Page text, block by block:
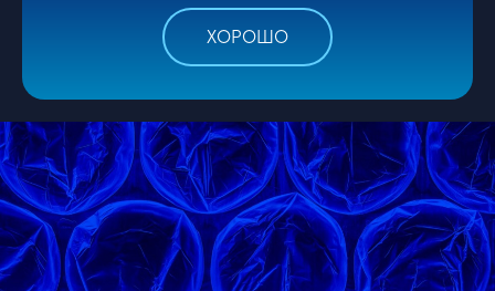
E-COMMERCE ДЛЯ ДОМА И ДАЧИ
ХОРОШО